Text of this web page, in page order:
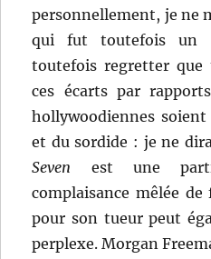
personnellement, je ne
qui fut toutefois un
toutefois regretter
ces écarts par
hollywoodiennes
et du sordide : je ne
Seven est une
complaisance mêlée
pour son tueur peut
perplexe. Morgan